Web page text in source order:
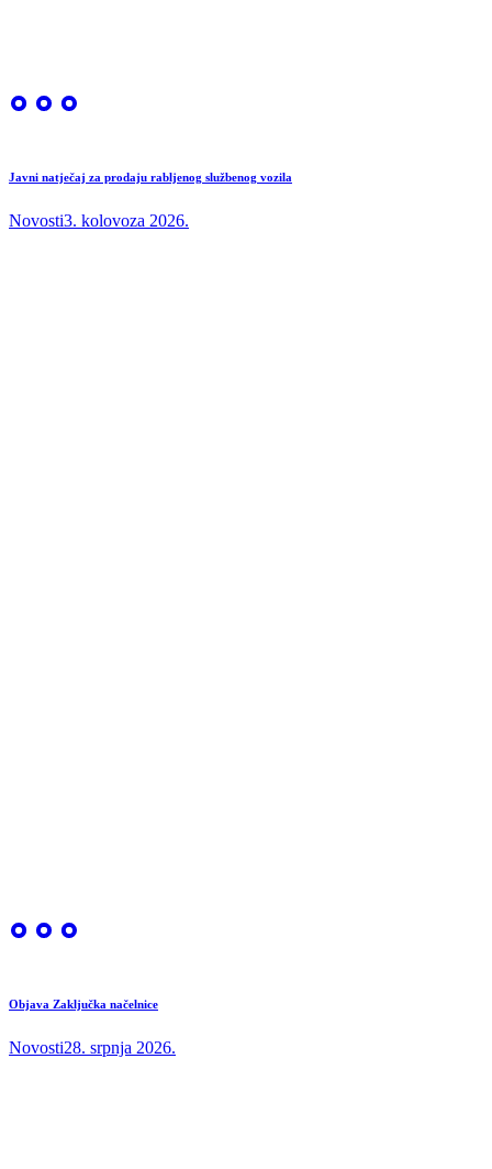
Javni natječaj za prodaju rabljenog službenog vozila
Novosti3. kolovoza 2026.
Objava Zaključka načelnice
Novosti28. srpnja 2026.